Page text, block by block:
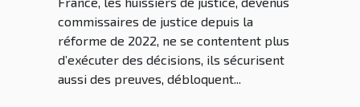
commissaires de justice depuis la
réforme de 2022, ne se contentent plus
d’exécuter des décisions, ils sécurisent
aussi des preuves, débloquent...